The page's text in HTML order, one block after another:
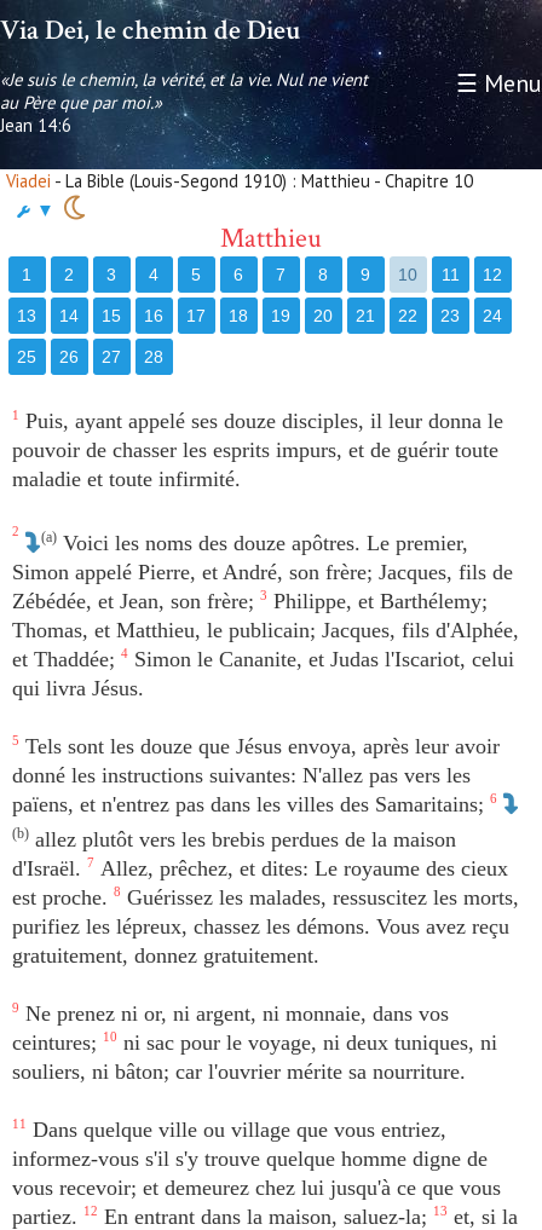
Via Dei, le chemin de Dieu
«Je suis le chemin, la vérité, et la vie. Nul ne vient
au Père que par moi.»
Jean 14:6
☰ Menu
Viadei - La Bible (Louis-Segond 1910) : Matthieu - Chapitre 10
▼
Matthieu
1 2 3 4 5 6 7 8 9 10 11 12
13 14 15 16 17 18 19 20 21 22 23 24
25 26 27 28
1
Puis, ayant appelé ses douze disciples, il leur donna le
pouvoir de chasser les esprits impurs, et de guérir toute
maladie et toute infirmité.
2 (a) Voici les noms des douze apôtres. Le premier,
Simon appelé Pierre, et André, son frère; Jacques, fils de
Zébédée, et Jean, son frère; 3 Philippe, et Barthélemy;
Thomas, et Matthieu, le publicain; Jacques, fils d'Alphée,
et Thaddée; 4 Simon le Cananite, et Judas l'Iscariot, celui
qui livra Jésus.
5 Tels sont les douze que Jésus envoya, après leur avoir
donné les instructions suivantes: N'allez pas vers les
païens, et n'entrez pas dans les villes des Samaritains; 6
(b) allez plutôt vers les brebis perdues de la maison
d'Israël. 7
Allez, prêchez, et dites: Le royaume des cieux
est proche. 8 Guérissez les malades, ressuscitez les morts,
purifiez les lépreux, chassez les démons. Vous avez reçu
gratuitement, donnez gratuitement.
9 Ne prenez ni or, ni argent, ni monnaie, dans vos
ceintures;
10 ni sac pour le voyage, ni deux tuniques, ni
souliers, ni bâton; car l'ouvrier mérite sa nourriture.
11
Dans quelque ville ou village que vous entriez,
informez-vous s'il s'y trouve quelque homme digne de
vous recevoir; et demeurez chez lui jusqu'à ce que vous
partiez.
12 En entrant dans la maison, saluez-la; 13 et, si la